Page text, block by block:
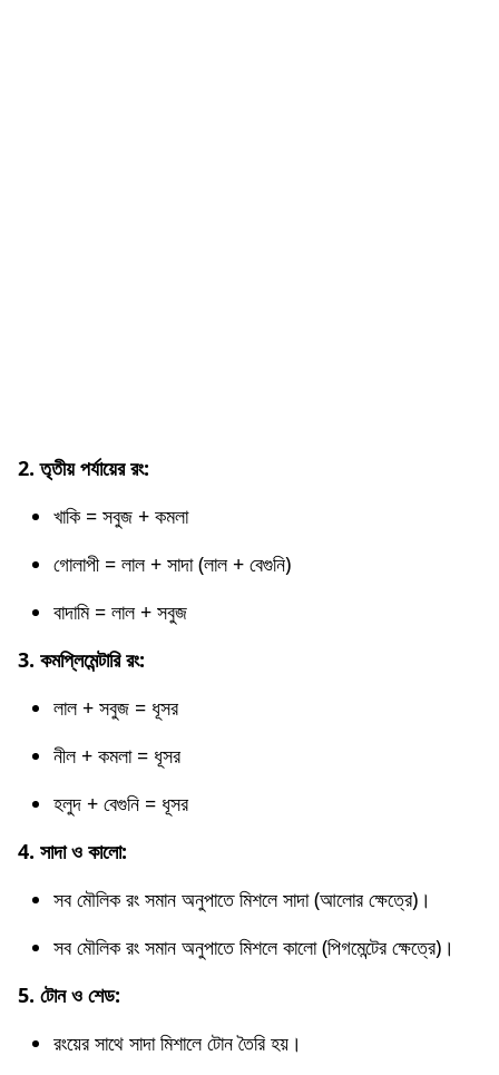
2. তৃতীয় পর্যায়ের রং:
খাকি = সবুজ + কমলা
গোলাপী = লাল + সাদা (লাল + বেগুনি)
বাদামি = লাল + সবুজ
3. কমপ্লিমেন্টারি রং:
লাল + সবুজ = ধূসর
নীল + কমলা = ধূসর
হলুদ + বেগুনি = ধূসর
4. সাদা ও কালো:
সব মৌলিক রং সমান অনুপাতে মিশলে সাদা (আলোর ক্ষেত্রে)।
সব মৌলিক রং সমান অনুপাতে মিশলে কালো (পিগমেন্টের ক্ষেত্রে)।
5. টোন ও শেড:
রংয়ের সাথে সাদা মিশালে টোন তৈরি হয়।